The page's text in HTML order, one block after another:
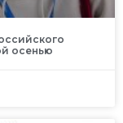
осенью